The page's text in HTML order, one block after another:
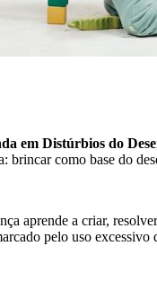
em Distúrbios do
brincar como base do
aprende a criar,
pelo uso